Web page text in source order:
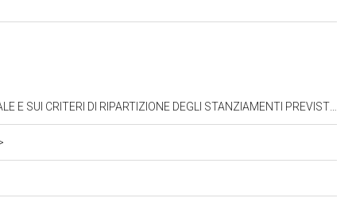
PER LE INIZIATIVE DI INTERESSE TURISTICO E ALBERGHIERO, GABRIELE SEMERARO (13.04.1962-15.05.1963)